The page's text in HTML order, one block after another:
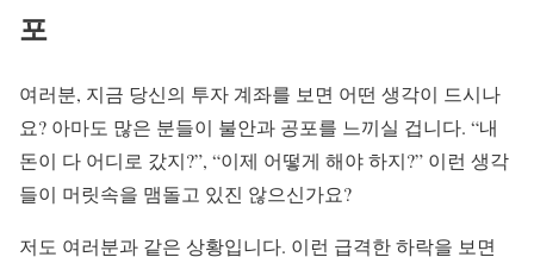
포
여러분, 지금 당신의 투자 계좌를 보면 어떤 생각이 드시나
요? 아마도 많은 분들이 불안과 공포를 느끼실 겁니다. “내
돈이 다 어디로 갔지?”, “이제 어떻게 해야 하지?” 이런 생각
들이 머릿속을 맴돌고 있진 않으신가요?
저도 여러분과 같은 상황입니다. 이런 급격한 하락을 보면